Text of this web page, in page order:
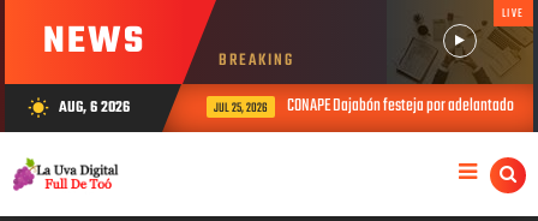
NEWS BREAKING
LIVE
wb_sunny AUG, 6 2026 JUL 25, 2026 CONAPE Dajabón festeja por adelantado el